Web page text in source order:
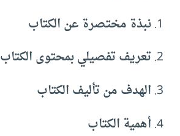
نبذة مختصرة عن الكتاب
تعريف تفصيلي بمحتوى الكتاب
الهدف من تأليف الكتاب
أهمية الكتاب